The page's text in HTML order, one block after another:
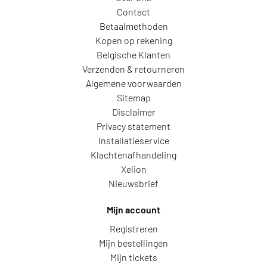
Contact
Betaalmethoden
Kopen op rekening
Belgische Klanten
Verzenden & retourneren
Algemene voorwaarden
Sitemap
Disclaimer
Privacy statement
Installatieservice
Klachtenafhandeling
Xelion
Nieuwsbrief
Mijn account
Registreren
Mijn bestellingen
Mijn tickets